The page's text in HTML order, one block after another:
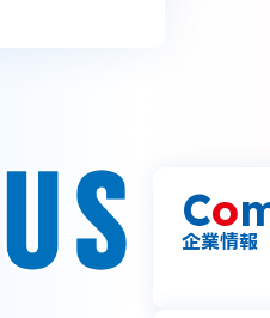
Co
企業情報